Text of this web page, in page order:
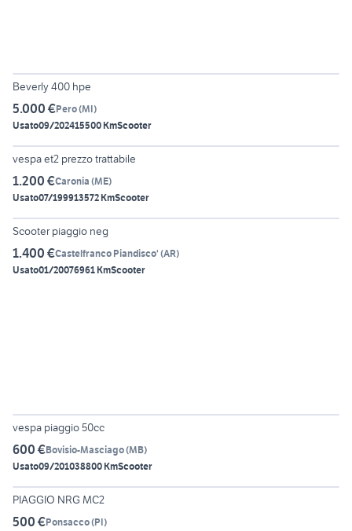
Beverly 400 hpe
5.000 €Pero(MI)
Usato09/202415500 KmScooter
5
vespa et2 prezzo trattabile
1.200 €Caronia (ME)
Usato07/199913572 KmScooter
6
Scooter piaggio neg
1.400 €Castelfranco Piandisco' (AR)
Usato01/20076961 KmScooter
vespa piaggio 50cc
600 €Bovisio-Masciago(MB)
Usato09/201038800 KmScooter
5
PIAGGIO NRG MC2
500 €Ponsacco(PI)